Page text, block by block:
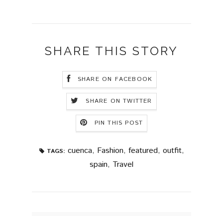
SHARE THIS STORY
SHARE ON FACEBOOK
SHARE ON TWITTER
PIN THIS POST
TAGS: cuenca, Fashion, featured, outfit,
spain, Travel